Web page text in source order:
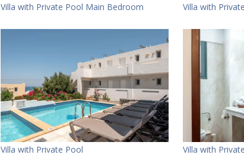
Villa with Private Pool Main Bedroom Villa with
Villa with Private Pool Villa with